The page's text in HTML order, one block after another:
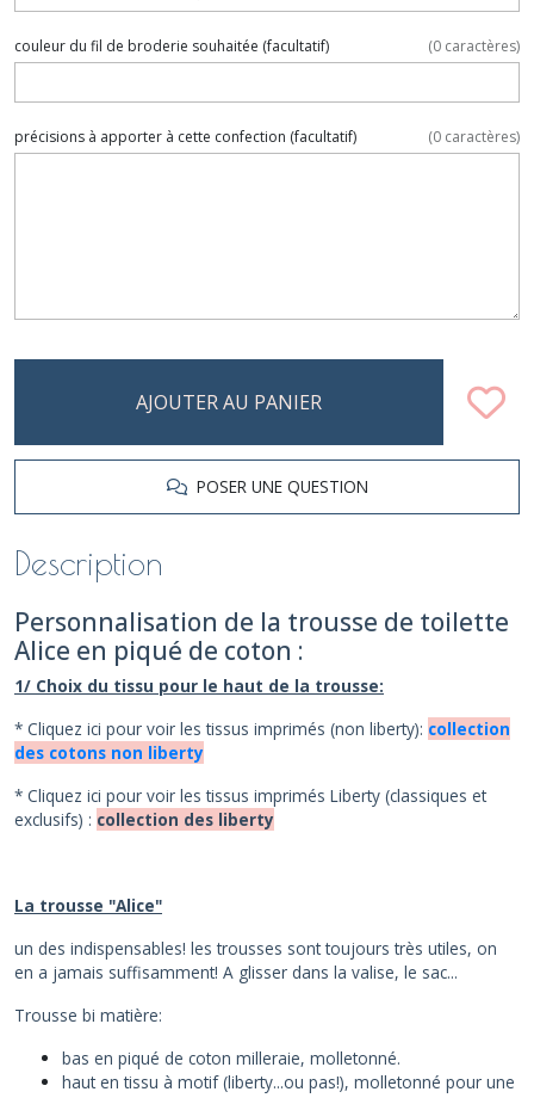
couleur du fil de broderie souhaitée (facultatif) (0 caractères)
précisions à apporter à cette confection (facultatif) (0 caractères)
AJOUTER AU PANIER
POSER UNE QUESTION
Description
Personnalisation de la trousse de toilette
Alice en piqué de coton :
1/ Choix du tissu pour le haut de la trousse:
* Cliquez ici pour voir les tissus imprimés (non liberty): collection
des cotons non liberty
* Cliquez ici pour voir les tissus imprimés Liberty (classiques et
exclusifs) : collection des liberty
La trousse "Alice"
un des indispensables! les trousses sont toujours très utiles, on
en a jamais suffisamment! A glisser dans la valise, le sac...
Trousse bi matière:
bas en piqué de coton milleraie, molletonné.
haut en tissu à motif (liberty...ou pas!), molletonné pour une